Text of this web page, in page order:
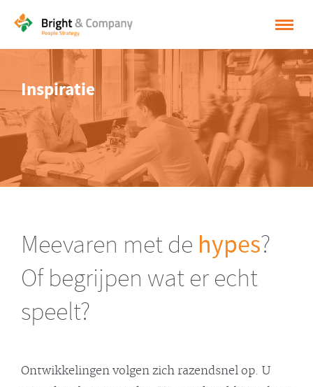
OPLOSSINGEN
CASES
INSPIRATIE
OVER BRIGHT & COMPANY
NEDERLANDS
ENGLISH
Inspiratie
Meevaren met de hypes?
Of begrijpen wat er echt
speelt?
Ontwikkelingen volgen zich razendsnel op. U